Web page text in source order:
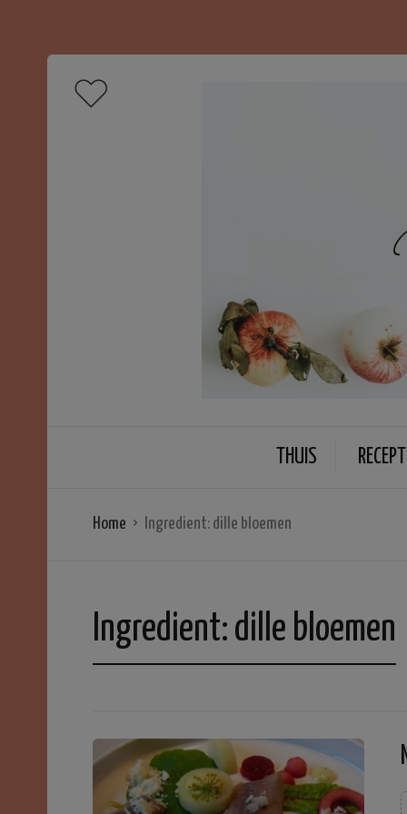
THUIS
Home Ingredient: dille bloemen
Ingredient: dille bloemen